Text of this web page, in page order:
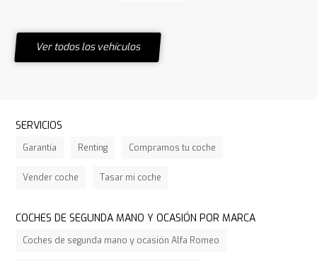
Ver todos los vehículos
SERVICIOS
Garantía Renting Compramos tu coche
Vender coche Tasar mi coche
COCHES DE SEGUNDA MANO Y OCASIÓN POR MARCA
Coches de segunda mano y ocasión Alfa Romeo